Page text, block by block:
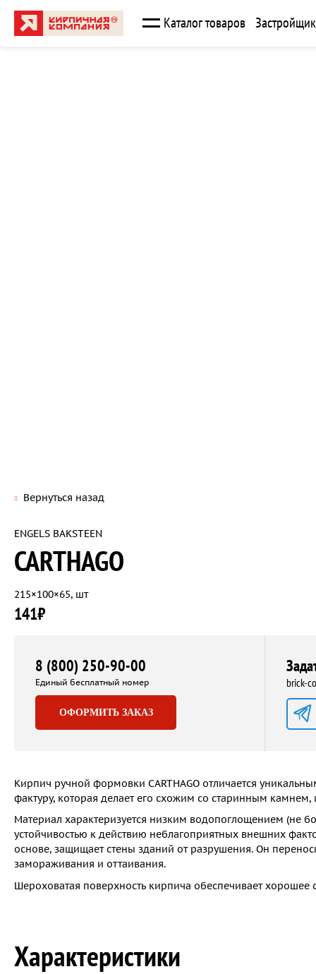
Каталог товаров
Вернуться назад
ENGELS BAKSTEEN
CARTHAGO
215×100×65, шт
141₽
8 (800) 250-90-00
Единый бесплатный номер
ОФОРМИТЬ ЗАКАЗ
brick-
Кирпич ручной формовки CARTHAGO отличается
фактуру, которая делает его схожим со старинным
Материал характеризуется низким водопоглощением (не
устойчивостью к действию неблагоприятных внешних
основе, защищает стены зданий от разрушения. Он
замораживания и оттаивания.
Шероховатая поверхность кирпича обеспечивает хорошее
Характеристики